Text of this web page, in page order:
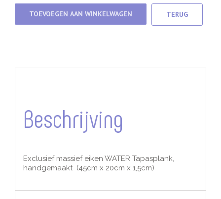
eiken
WATER
Tapasplank,
TOEVOEGEN AAN WINKELWAGEN TERUG
Beschrijving
Exclusief massief eiken WATER Tapasplank,
handgemaakt (45cm x 20cm x 1,5cm)